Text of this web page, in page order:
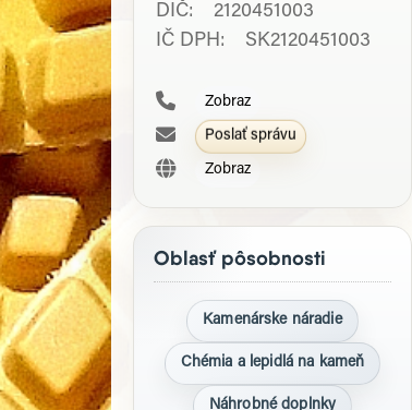
DIČ: 2120451003
IČ DPH: SK2120451003
Zobraz
Poslať správu
Zobraz
Oblasť pôsobnosti
Kamenárske náradie
Chémia a lepidlá na kameň
Náhrobné doplnky